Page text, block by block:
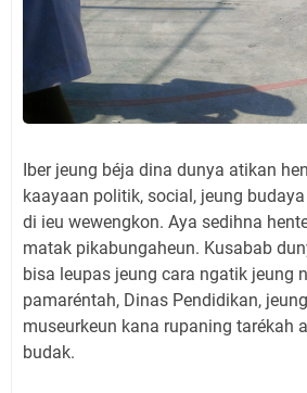
Iber jeung béja dina dunya atikan
kaayaan politik, social, jeung
di ieu wewengkon. Aya sedihna
matak pikabungaheun. Kusabab
bisa leupas jeung cara ngatik jeung
pamaréntah, Dinas Pendidikan,
museurkeun kana rupaning tarékah
budak.